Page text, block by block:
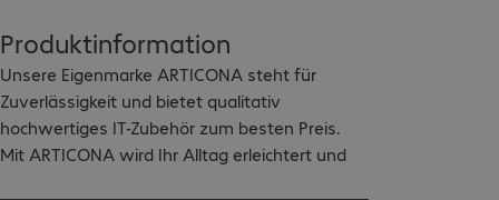
Produktinformation
Unsere Eigenmarke ARTICONA steht für
Zuverlässigkeit und bietet qualitativ
hochwertiges IT-Zubehör zum besten Preis.
Mit ARTICONA wird Ihr Alltag erleichtert und